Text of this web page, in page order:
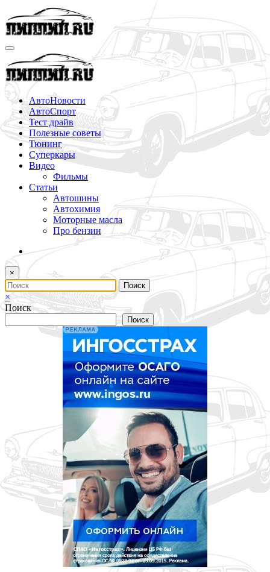
Перейти
к
содержимому
АвтоНовости
АвтоСпорт
Тест драйв
Полезные советы
Тюнинг
Суперкары
Видео
Фильмы
Статьи
Автошины
Автохимия
Моторные масла
Про бензин
×
×
Поиск
Поиск